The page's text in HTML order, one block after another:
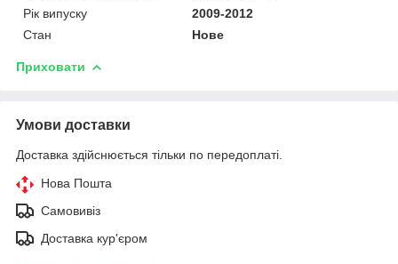
Рік випуску
2009-2012
Стан
Нове
Приховати
Умови доставки
Доставка здійснюється тільки по передоплаті.
Нова Пошта
Самовивіз
Доставка кур'єром